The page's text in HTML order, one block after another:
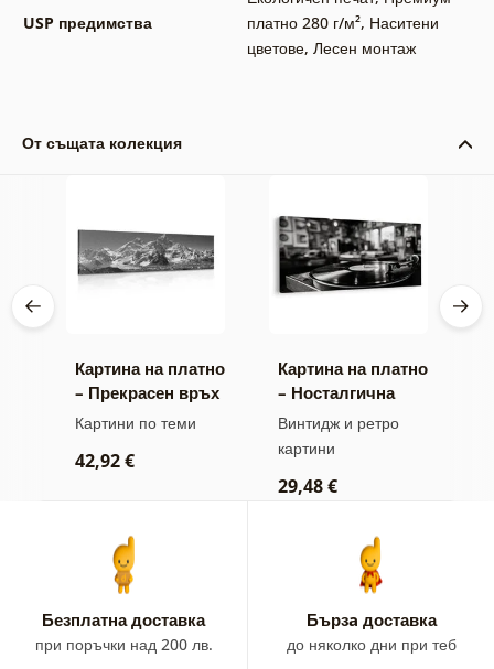
USP предимства
платно 280 г/м², Наситени
цветове, Лесен монтаж
От същата колекция
Картина на платно
– Прекрасен връх
на планина в
Картини по теми
42,92 €
Картина на платно
– Носталгична
музикална
атмосфера
Винтидж и ретро
картини
29,48 €
Безплатна доставка
при поръчки над 200 лв.
Бързa доставка
до няколко дни при теб